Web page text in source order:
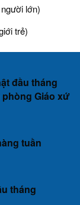
lớn)
trẻ)
đầu tháng
phòng Giáo xứ
tuần
tháng